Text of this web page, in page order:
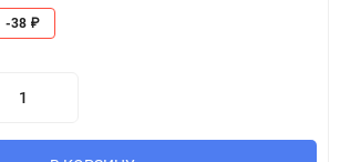
-38 ₽